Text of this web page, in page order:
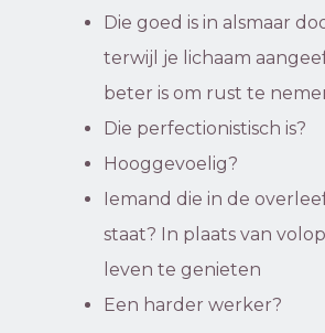
Die goed is in alsmaar
terwijl je lichaam
beter is om rust te
Die perfectionistisch is?
Hooggevoelig?
Iemand die in de
staat? In plaats van
leven te genieten
Een harder werker?